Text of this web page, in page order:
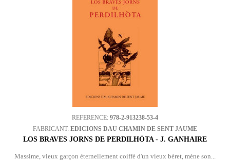
REFERENCE: 978-2-913238-53-4
FABRICANT: EDICIONS DAU CHAMIN DE SENT JAUME
LOS BRAVES JORNS DE PERDILHÒTA - J. GANHAIRE
Massime, vieux garçon éternellement coiffé d'un vieux béret, mène son...